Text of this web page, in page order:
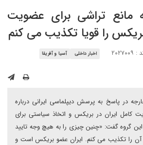
مانع تراشی برای عضویت
را قویا تکذیب می کنم
اخبار داخلی
آسیا و آفریقا
در پاسخ به پرسش دیپلماسی ایرانی درباره
کامل ایران در بریکس و اتخاذ سیاستی برای
گروه گفت: «چنین چیزی را به هیچ وجه تایید
آن را تکذیب می کنم. ایران عضو بریکس است و